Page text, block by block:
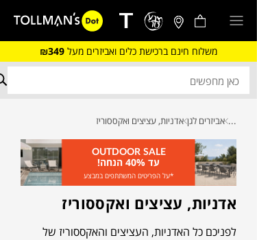
משלוח חינם ברכישת כלים ואביזרים מעל ₪349
... אביזרים לגן אדניות, עציצים ואקססוריז
OUTDOOR SALE
עד 40% הנחה!
*על הפריטים המשתתפים במבצע
אדניות, עציצים ואקססוריז
לפניכם כל האדניות, העציצים והאקססוריז של